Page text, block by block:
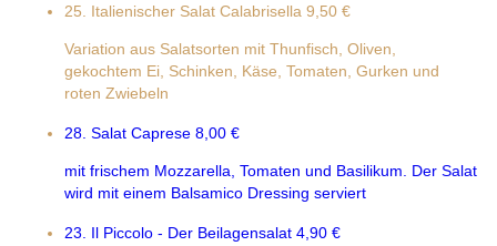
25. Italienischer Salat Calabrisella 9,50 €
Variation aus Salatsorten mit Thunfisch, Oliven,
gekochtem Ei, Schinken, Käse, Tomaten, Gurken und
roten Zwiebeln
28. Salat Caprese 8,00 €
mit frischem Mozzarella, Tomaten und Basilikum. Der Salat
wird mit einem Balsamico Dressing serviert
23. Il Piccolo - Der Beilagensalat 4,90 €